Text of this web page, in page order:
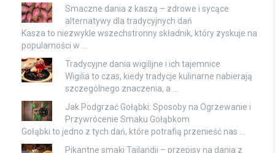
Smaczne dania z kaszą – zdrowe i sycące
alternatywy dla tradycyjnych dań
Kasza to niezwykle wszechstronny składnik, który zyskuje na
popularności w …
Tradycyjne dania wigilijne i ich tajemnice
Wigilia to czas, kiedy tradycje kulinarne nabierają
szczególnego znaczenia, a …
Jak Podgrzać Gołąbki: Sposoby na Ogrzewanie i
Przywrócenie Smaku Gołąbkom
Gołąbki to jedno z tych dań, które potrafią przenieść nas …
Pikantne smaki Tajlandii – przepisy na dania z